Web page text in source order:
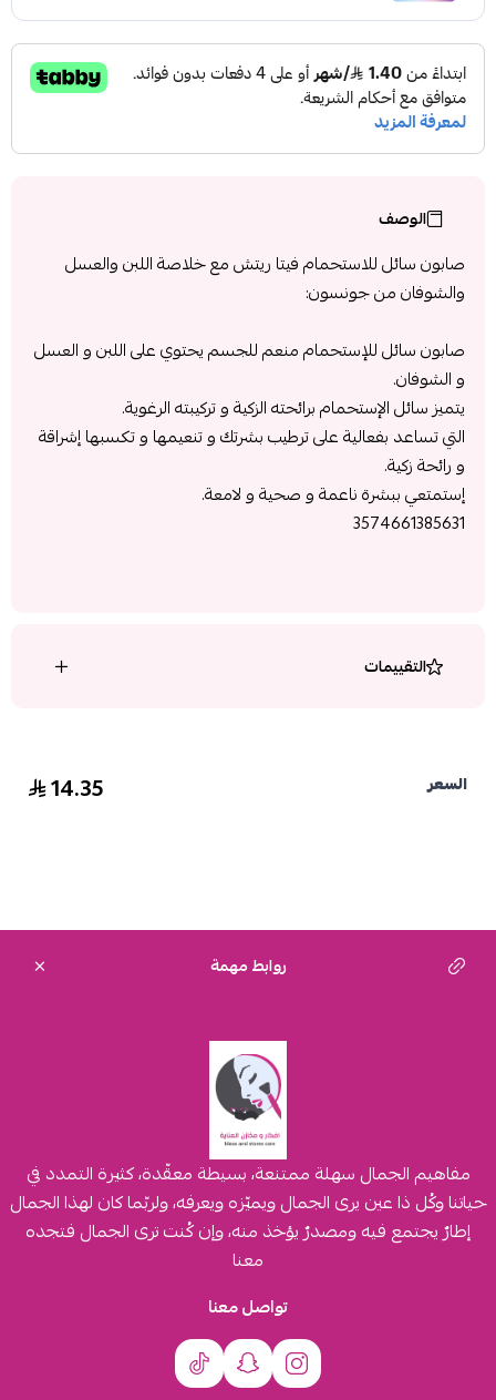
الوصف
صابون سائل للاستحمام فيتا ريتش مع خلاصة اللبن والعسل
والشوفان من جونسون:
صابون سائل للإستحمام منعم للجسم يحتوي على اللبن و العسل
و الشوفان.
يتميز سائل الإستحمام برائحته الزكية و تركيبته الرغوية.
التي تساعد بفعالية على ترطيب بشرتك و تنعيمها و تكسبها إشراقة
و رائحة زكية.
إستمتعي ببشرة ناعمة و صحية و لامعة.
3574661385631
التقييمات
السعر 14.35
روابط مهمة
مفاهيم الجمال سهلة ممتنعة، بسيطة معقّدة، كثيرة التمدد في
حياتنا وكُل ذا عين يرى الجمال ويميّزه ويعرفه، ولربّما كان لهذا الجمال
إطارٌ يجتمع فيه ومصدرٌ يؤخذ منه، وإن كُنت ترى الجمال فتجده
معنا
تواصل معنا